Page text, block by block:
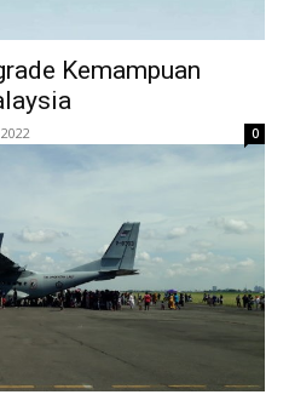
Kemampuan
0